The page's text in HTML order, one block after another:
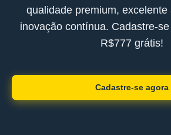
qualidade premium, excelente
inovação contínua. Cadastre-
R$777 grátis!
Cadastre-se agora